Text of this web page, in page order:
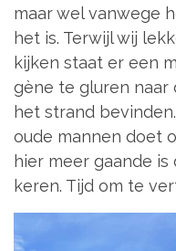
maar wel vanwege
het is. Terwijl wij
kijken staat er een
gène te gluren naar
het strand
oude mannen doet
hier meer gaande
keren. Tijd om te